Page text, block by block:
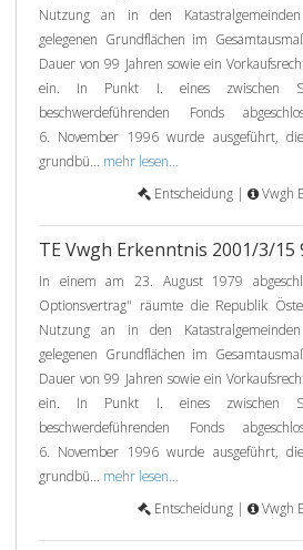
Nutzung an in den
gelegenen Grundflächen im
Dauer von 99 Jahren sowie ein
ein. In Punkt I. eines zwischen
beschwerdeführenden Fonds
6. November 1996 wurde ausgeführt,
grundbü... mehr lesen...
Entscheidung |
Vwgh
TE Vwgh Erkenntnis 2001/3/15
In einem am 23. August 1979
Optionsvertrag" räumte die Republik
Nutzung an in den
gelegenen Grundflächen im
Dauer von 99 Jahren sowie ein
ein. In Punkt I. eines zwischen
beschwerdeführenden Fonds
6. November 1996 wurde ausgeführt,
grundbü... mehr lesen...
Entscheidung |
Vwgh